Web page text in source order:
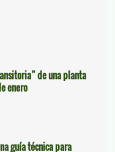
de una planta
enero
guía técnica para